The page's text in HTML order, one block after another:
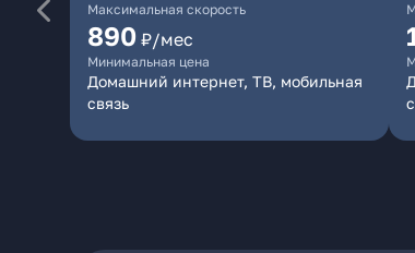
Максимальная скорость
890 ₽/мес
Минимальная цена
Домашний интернет, ТВ, мобильная
связь